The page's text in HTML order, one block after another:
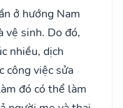
ở hướng Nam
vệ sinh. Do đó,
nhiều, dịch
công việc sửa
đó có thể làm